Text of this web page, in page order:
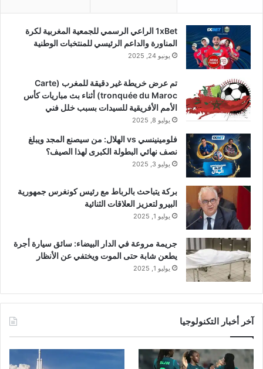
1xBet الراعي الرسمي للجمعية المغربية لكرة
المناورة والداعم الرئيسي للمنتخبات الوطنية
يونيو 24, 2025
تم عرض خريطة غير دقيقة للمغرب (Carte
tronquée du Maroc) أثناء بث مباريات كأس
الأمم الأفريقية للسيدات بسبب خلل فني
يوليو 8, 2025
فلومينينسي vs الهلال: من سيصنع المجد ويبلغ
نصف نهائي البطولة الكبرى لهذا الصيف؟
يوليو 3, 2025
بركة يتباحث بالرباط مع رئيس كونغرس جمهورية
البيرو لتعزيز العلاقات الثنائية
يوليو 1, 2025
جريمة مروعة في الدار البيضاء: سائق سيارة أجرة
يطعن شابة حتى الموت ويختفي عن الأنظار
يوليو 1, 2025
آخر أخبار التكنولوجيا